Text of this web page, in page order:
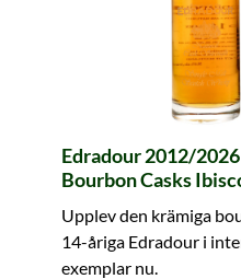
Edradour 2012/
Bourbon Casks
Upplev den krämiga
14-åriga Edradour i
exemplar nu.